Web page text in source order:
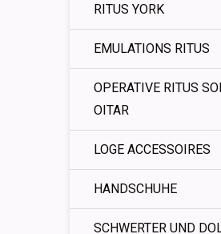
RITUS YORK
EMULATIONS RITUS
OPERATIVE RITUS
OITAR
LOGE ACCESSOIRES
HANDSCHUHE
SCHWERTER UND